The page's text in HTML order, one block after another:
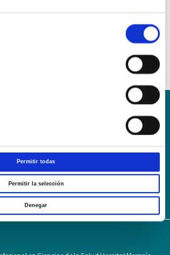
Permitir todas
Permitir la selección
Denegar
ONLINE
Política de cookies
Campus Virtual
Webmail User Login